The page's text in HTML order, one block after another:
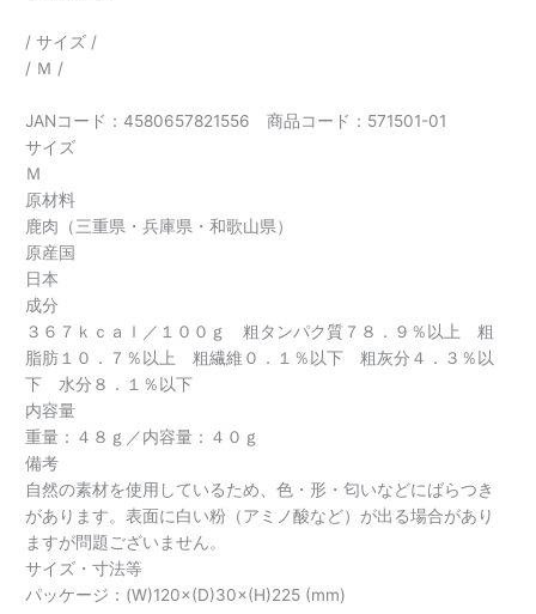
/ サイズ /
/ Ｍ /
JANコード：4580657821556 商品コード：571501-01
サイズ
Ｍ
原材料
鹿肉（三重県・兵庫県・和歌山県）
原産国
日本
成分
３６７ｋｃａｌ／１００ｇ 粗タンパク質７８．９％以上 粗
脂肪１０．７％以上 粗繊維０．１％以下 粗灰分４．３％以
下 水分８．１％以下
内容量
重量：４８ｇ／内容量：４０ｇ
備考
自然の素材を使用しているため、色・形・匂いなどにばらつき
があります。表面に白い粉（アミノ酸など）が出る場合があり
ますが問題ございません。
サイズ・寸法等
パッケージ：(W)120×(D)30×(H)225 (mm)